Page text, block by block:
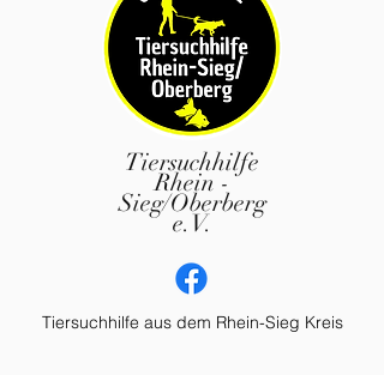
Tiersuchhilfe
Rhein -
Sieg/Oberberg
e.V.
Tiersuchhilfe aus dem Rhein-Sieg Kreis